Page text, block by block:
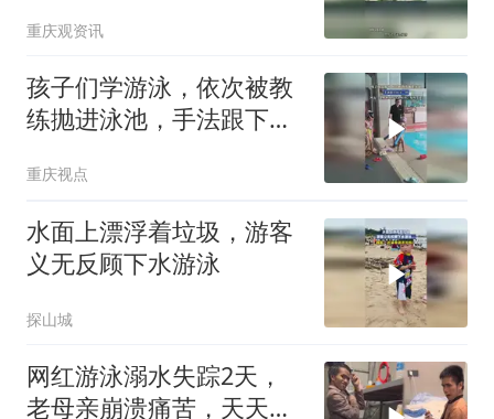
险，静水还冷，容易腿抽
筋
重庆观资讯
孩子们学游泳，依次被教
练抛进泳池，手法跟下饺
重庆视点
水面上漂浮着垃圾，游客
义无反顾下水游泳
探山城
网红游泳溺水失踪2天，
老母亲崩溃痛苦，天天在